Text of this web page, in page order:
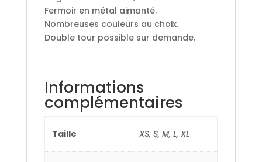
Fermoir en métal aimanté.
Nombreuses couleurs au choix.
Double tour possible sur demande.
Informations
complémentaires
Taille XS, S, M, L, XL